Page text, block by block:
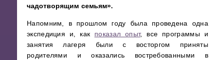
чадотворящим семьям».
Напомним, в прошлом году была проведена одна
экспедиция и, как показал опыт, все программы и
занятия лагеря были с восторгом приняты
родителями и оказались востребованными в